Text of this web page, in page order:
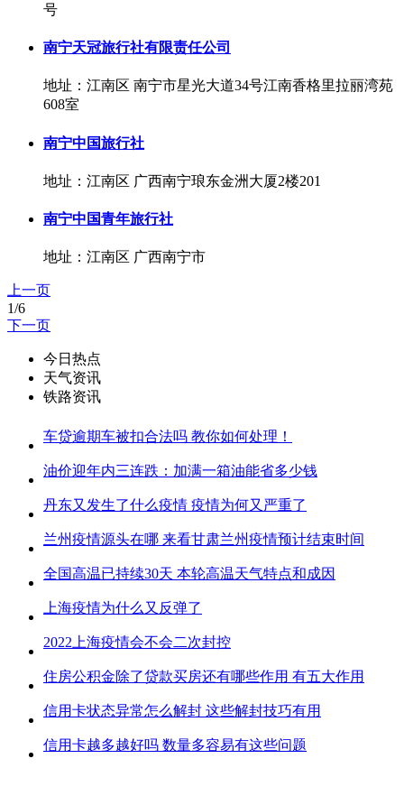
号
南宁天冠旅行社有限责任公司
地址：江南区 南宁市星光大道34号江南香格里拉丽湾苑
608室
南宁中国旅行社
地址：江南区 广西南宁琅东金洲大厦2楼201
南宁中国青年旅行社
地址：江南区 广西南宁市
上一页
1/6
下一页
今日热点
天气资讯
铁路资讯
车贷逾期车被扣合法吗 教你如何处理！
油价迎年内三连跌：加满一箱油能省多少钱
丹东又发生了什么疫情 疫情为何又严重了
兰州疫情源头在哪 来看甘肃兰州疫情预计结束时间
全国高温已持续30天 本轮高温天气特点和成因
上海疫情为什么又反弹了
2022上海疫情会不会二次封控
住房公积金除了贷款买房还有哪些作用 有五大作用
信用卡状态异常怎么解封 这些解封技巧有用
信用卡越多越好吗 数量多容易有这些问题